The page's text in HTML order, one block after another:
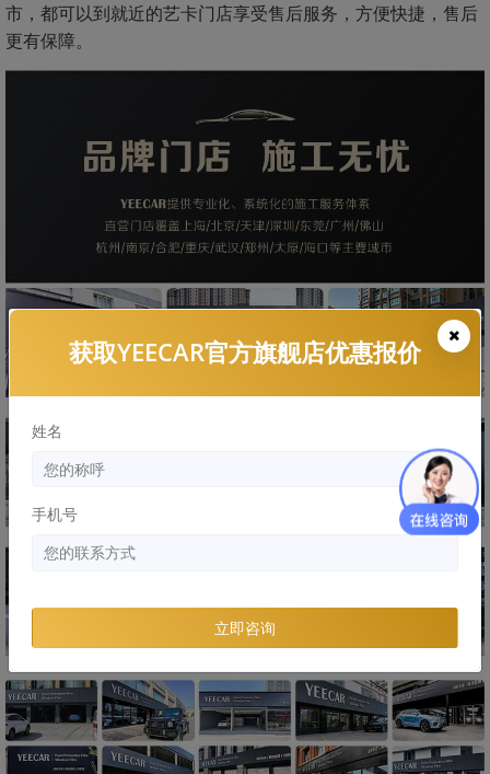
市，都可以到就近的艺卡门店享受售后服务，方便快捷，售后
更有保障。
获取YEECAR官方旗舰店优惠报价
姓名
手机号
立即咨询